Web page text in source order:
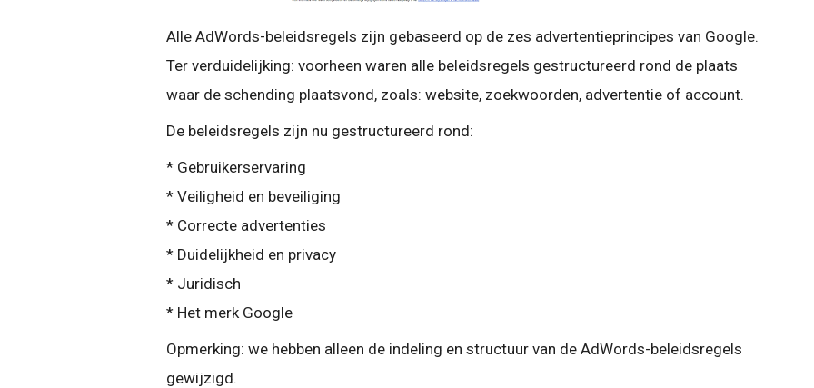
Alle AdWords-beleidsregels zijn gebaseerd op de zes advertentieprincipes van Google.
Ter verduidelijking: voorheen waren alle beleidsregels gestructureerd rond de plaats
waar de schending plaatsvond, zoals: website, zoekwoorden, advertentie of account.
De beleidsregels zijn nu gestructureerd rond:
* Gebruikerservaring
* Veiligheid en beveiliging
* Correcte advertenties
* Duidelijkheid en privacy
* Juridisch
* Het merk Google
Opmerking: we hebben alleen de indeling en structuur van de AdWords-beleidsregels
gewijzigd.